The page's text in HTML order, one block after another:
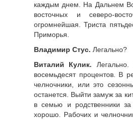
каждым днем. На Дальнем
восточных и северо-
огромнейшая. Триста
Приморья.
Владимир Стус. Легально?
Виталий Кулик.
восемьдесят процентов. В
челночники, или это
останется. Выйти замуж за
в семью и родственники
хорошо. Рабочих и